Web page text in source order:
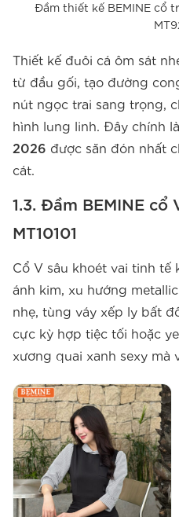
Đầm thiết kế BEMINE cổ
Thiết kế đuôi cá ôm sát
từ đầu gối, tạo đường
nút ngọc trai sang trọng,
hình lung linh. Đây chính là
2026 được săn đón nhất
cát.
1.3. Đầm BEMINE
MT10101
Cổ V sâu khoét vai tinh tế
ánh kim, xu hướng
nhẹ, tùng váy xếp ly bất
cực kỳ hợp tiệc tối hoặc
xương quai xanh sexy mà